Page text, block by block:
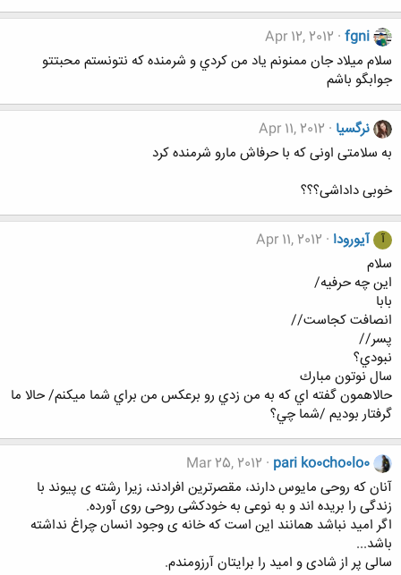
fgni
Apr 12, 2012
سلام ميلاد جان ممنونم ياد من كردي و شرمنده كه نتونستم محبتتو
جوابگو باشم
نرگسیا Apr 11, 2012
به سلامتی اونی که با حرفاش مارو شرمنده کرد
خوبی داداشی؟؟؟
آ آیورودا Apr 11, 2012
سلام
اين چه حرفيه/
بابا
انصافت كجاست//
پسر//
نبودي؟
سال نوتون مبارك
حالاهمون گفته اي كه به من زدي رو برعكس من براي شما ميكنم/ حالا ما
گرفتار بوديم /شما چي؟
pari ko0cho0lo0
Mar 25, 2012
آنان که روحی مایوس دارند، مقصرترین افرادند، زیرا رشته ی پیوند با
زندگی را بریده اند و به نوعی به خودکشی روحی روی آورده.
اگر امید نباشد همانند این است که خانه ی وجود انسان چراغ نداشته
باشد...
سالی پر از شادی و امید را برایتان آرزومندم.